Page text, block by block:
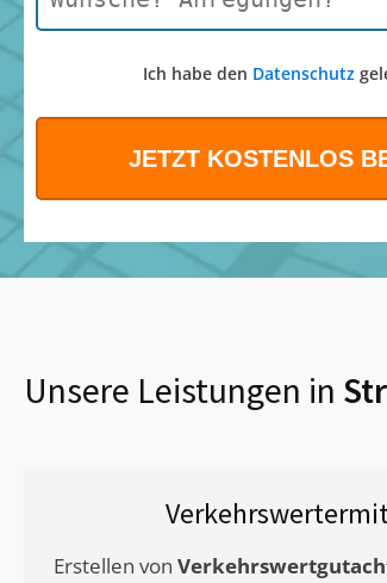
Ich habe den Datenschutz
Unsere Leistungen in
Erstellen von